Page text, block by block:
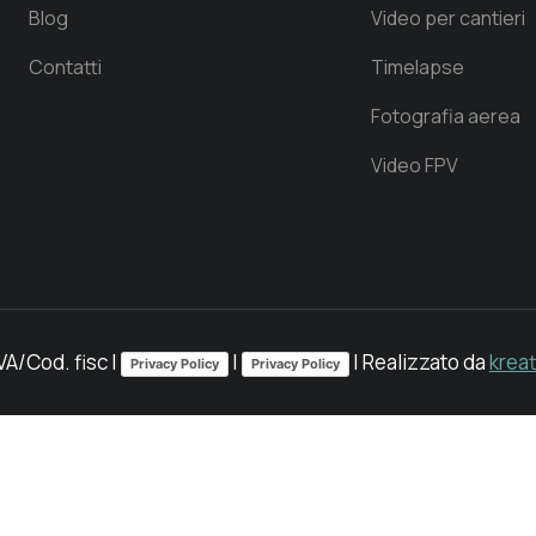
Blog
Contatti
Video per cantieri
Timelapse
Fotografia aerea
Video FPV
Cod. fisc | Privacy Policy | Privacy Policy | Realizzato da